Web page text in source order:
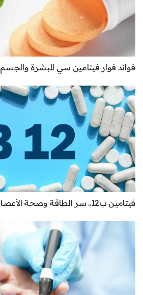
فوائد فوار فيتامين سي للبشرة والجسم
فيتامين ب12.. سر الطاقة وصحة الأعصاب